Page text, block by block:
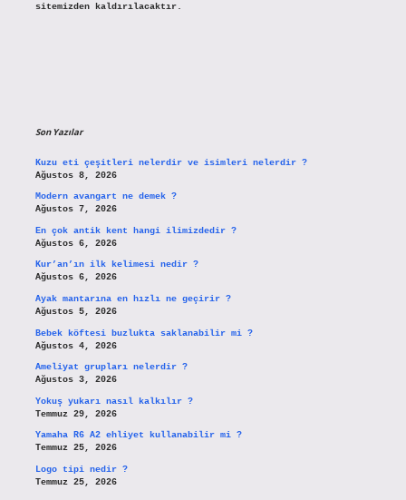
sitemizden kaldırılacaktır.
Son Yazılar
Kuzu eti çeşitleri nelerdir ve isimleri nelerdir ?
Ağustos 8, 2026
Modern avangart ne demek ?
Ağustos 7, 2026
En çok antik kent hangi ilimizdedir ?
Ağustos 6, 2026
Kur’an’ın ilk kelimesi nedir ?
Ağustos 6, 2026
Ayak mantarına en hızlı ne geçirir ?
Ağustos 5, 2026
Bebek köftesi buzlukta saklanabilir mi ?
Ağustos 4, 2026
Ameliyat grupları nelerdir ?
Ağustos 3, 2026
Yokuş yukarı nasıl kalkılır ?
Temmuz 29, 2026
Yamaha R6 A2 ehliyet kullanabilir mi ?
Temmuz 25, 2026
Logo tipi nedir ?
Temmuz 25, 2026